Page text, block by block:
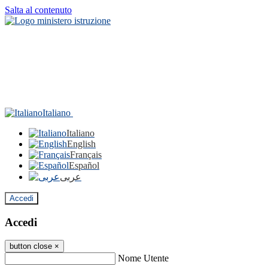
Salta al contenuto
Italiano
Italiano
English
Français
Español
عربى
Accedi
Accedi
button close ×
Nome Utente